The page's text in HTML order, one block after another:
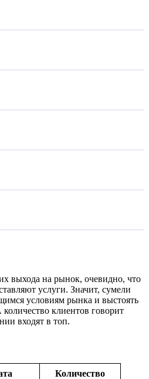
выхода на рынок, очевидно, что
услуги. Значит, сумели
условиям рынка и выстоять
клиентов говорит
входят в топ.
Количество